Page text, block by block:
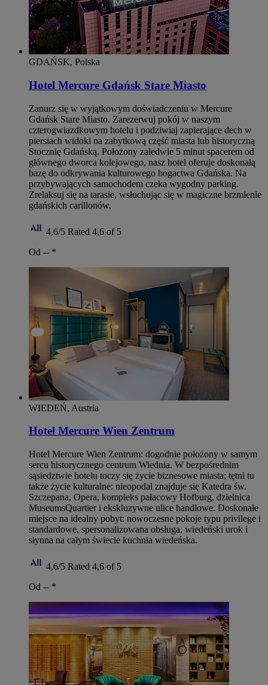
GDAŃSK, Polska
Hotel Mercure Gdańsk Stare Miasto
Zanurz się w wyjątkowym doświadczeniu w Mercure
Gdańsk Stare Miasto. Zarezerwuj pokój w naszym
czterogwiazdkowym hotelu i podziwiaj zapierające dech w
piersiach widoki na zabytkową część miasta lub historyczną
Stocznię Gdańską. Położony zaledwie 5 minut spacerem od
głównego dworca kolejowego, nasz hotel oferuje doskonałą
bazę do odkrywania kulturowego bogactwa Gdańska. Na
przybywających samochodem czeka wygodny parking.
Zrelaksuj się na tarasie, wsłuchując się w magiczne brzmienie
gdańskich carillonów.
4,6/5 Rated 4,6 of 5
Od -- *
WIEDEŃ, Austria
Hotel Mercure Wien Zentrum
Hotel Mercure Wien Zentrum: dogodnie położony w samym
sercu historycznego centrum Wiednia. W bezpośrednim
sąsiedztwie hotelu toczy się życie biznesowe miasta; tętni tu
także życie kulturalne: nieopodal znajduje się Katedra św.
Szczepana, Opera, kompleks pałacowy Hofburg, dzielnica
MuseumsQuartier i ekskluzywne ulice handlowe. Doskonałe
miejsce na idealny pobyt: nowoczesne pokoje typu privilege i
standardowe, spersonalizowana obsługa, wiedeński urok i
słynna na całym świecie kuchnia wiedeńska.
4,6/5 Rated 4,6 of 5
Od -- *